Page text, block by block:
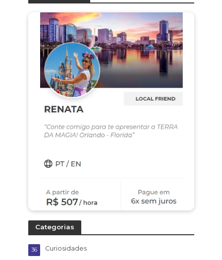
Categorias
Curiosidades
36